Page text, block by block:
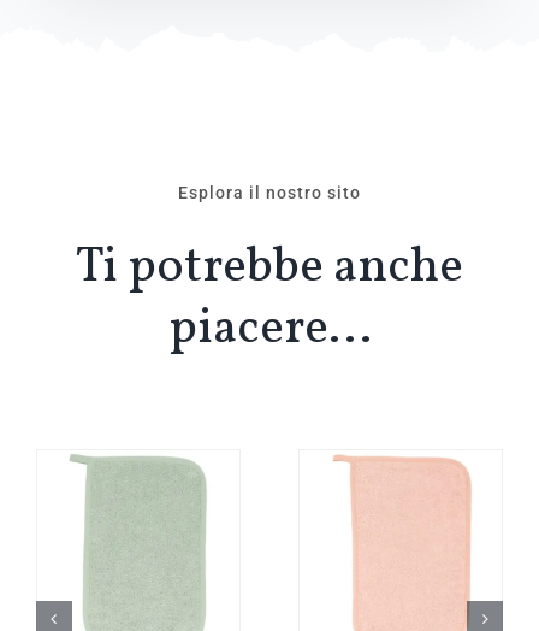
Esplora il nostro sito
Ti potrebbe anche
piacere…